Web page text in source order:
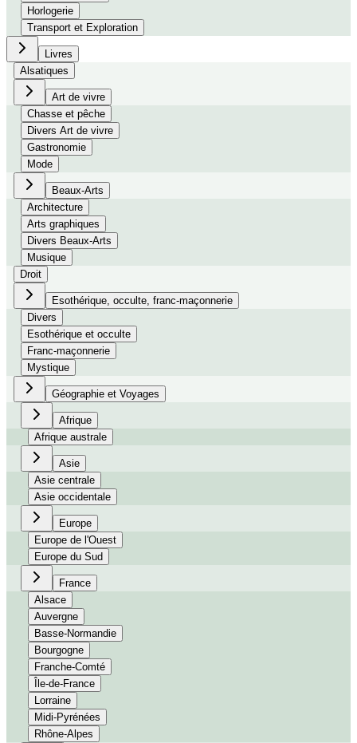
Horlogerie
Transport et Exploration
Livres
Alsatiques
Art de vivre
Chasse et pêche
Divers Art de vivre
Gastronomie
Mode
Beaux-Arts
Architecture
Arts graphiques
Divers Beaux-Arts
Musique
Droit
Esothérique, occulte, franc-maçonnerie
Divers
Esothérique et occulte
Franc-maçonnerie
Mystique
Géographie et Voyages
Afrique
Afrique australe
Asie
Asie centrale
Asie occidentale
Europe
Europe de l'Ouest
Europe du Sud
France
Alsace
Auvergne
Basse-Normandie
Bourgogne
Franche-Comté
Île-de-France
Lorraine
Midi-Pyrénées
Rhône-Alpes